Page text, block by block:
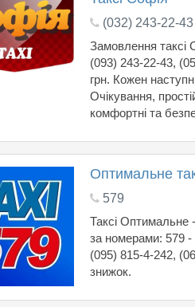
(032) 243-22-43
Замовлення таксі
(093) 243-22-43,
грн. Кожен
Очікування,
комфортні та
Оптимальне
579
Таксі Оптимальне
за номерами: 579 -
(095) 815-4-242,
знижок.